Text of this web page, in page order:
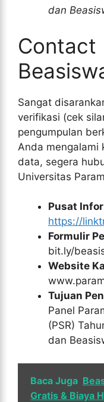
dan
Contact
Sangat
verifikasi (cek
pengumpulan
Anda mengalami
data, segera
Universitas
Pusat
https://
Formulir
bit.ly/
Website
Tujuan
Panel
(PSR)
dan
Baca Juga
Gratis & Biaya